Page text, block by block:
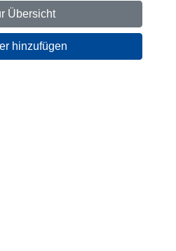
Übersicht
hinzufügen